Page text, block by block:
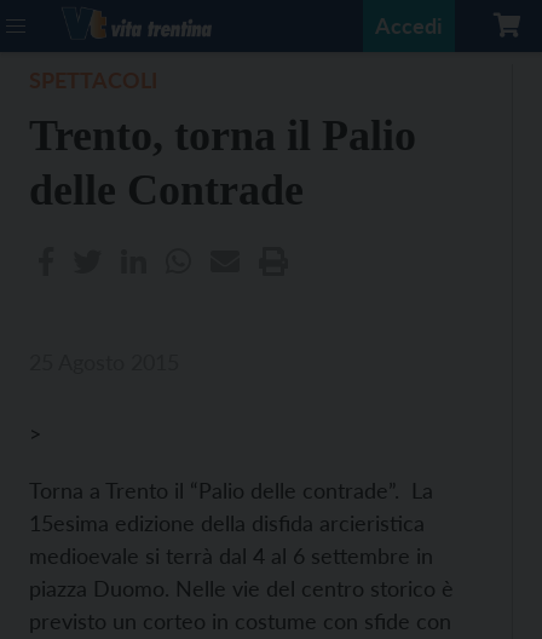
Accedi
Trento, torna il Palio
delle Contrade
>
Torna a Trento il “Palio delle contrade”. La
15esima edizione della disfida arcieristica
medioevale si terrà dal 4 al 6 settembre in
piazza Duomo. Nelle vie del centro storico è
previsto un corteo in costume con sfide con